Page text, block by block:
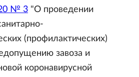
№ 3 "О проведении
(профилактических)
завоза и
коронавирусной